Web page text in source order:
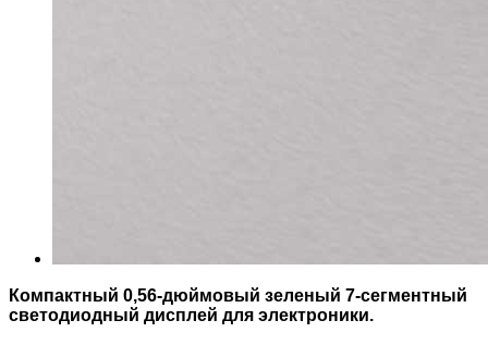
Компактный 0,56-дюймовый зеленый 7-сегментный
светодиодный дисплей для электроники.